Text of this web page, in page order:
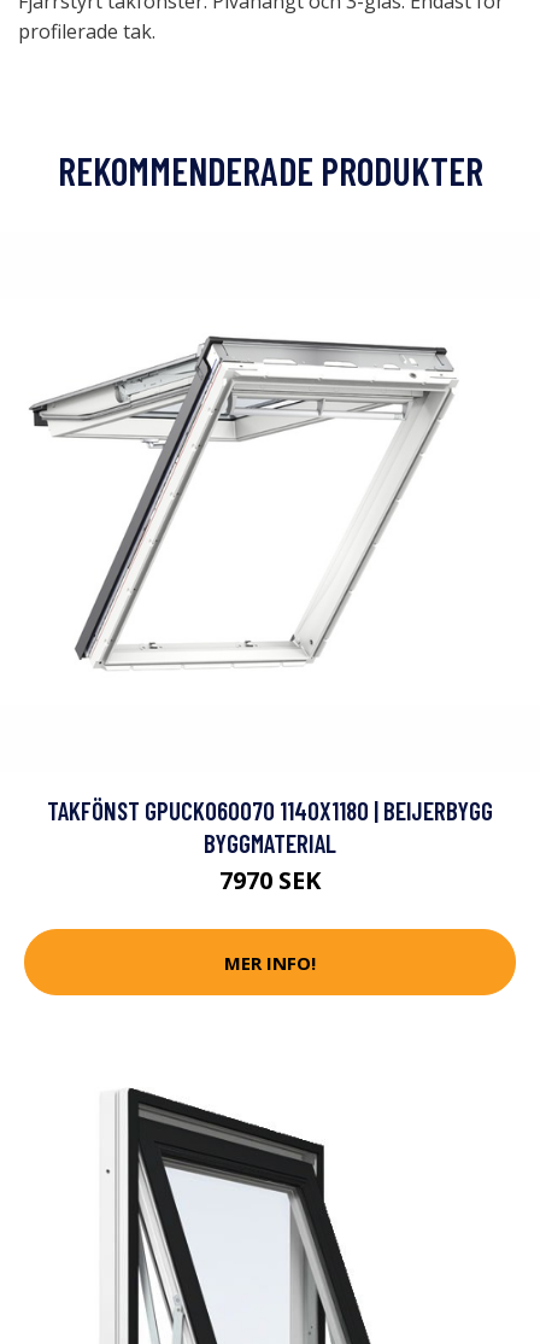
profilerade tak.
REKOMMENDERADE PRODUKTER
TAKFÖNST GPUCK060070 1140X1180 | BEIJERBYGG
BYGGMATERIAL
7970 SEK
MER INFO!